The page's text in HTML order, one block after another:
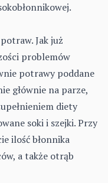
Jak już
problemów
potrawy poddane
głównie na parze,
diety
soki i szejki. Przy
ilość błonnika
a także otrąb